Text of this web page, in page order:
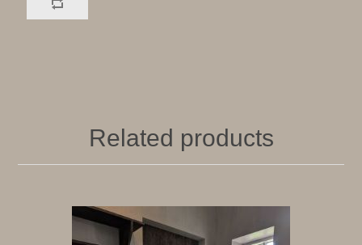
Related products